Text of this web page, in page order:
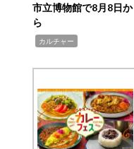
市立博物館で8月8日か
ら
カルチャー